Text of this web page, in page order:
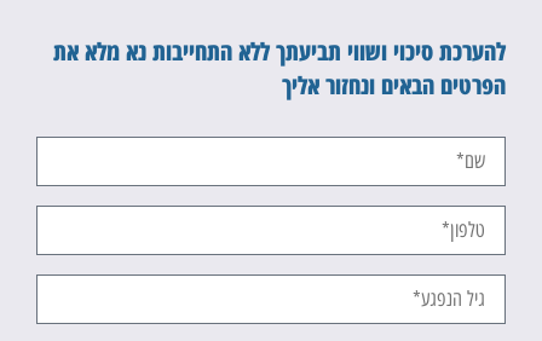
להערכת סיכוי ושווי תביעתך ללא התחייבות נא מלא את
הפרטים הבאים ונחזור אליך